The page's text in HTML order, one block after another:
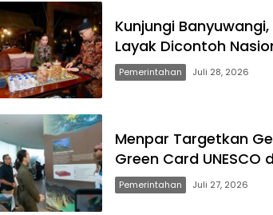
Kunjungi
Layak Dicontoh
Pemerintahan Juli 28, 2026
Menpar Targetkan
Green Card
Pemerintahan Juli 27, 2026